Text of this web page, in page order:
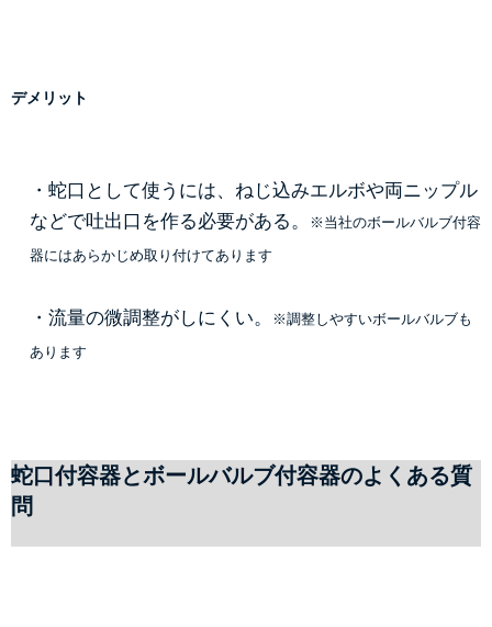
デメリット
・蛇口として使うには、ねじ込みエルボや両ニップル
などで吐出口を作る必要がある。
※当社のボールバルブ付容
器にはあらかじめ取り付けてあります
・流量の微調整がしにくい。
※調整しやすいボールバルブも
あります
蛇口付容器とボールバルブ付容器のよくある質
問